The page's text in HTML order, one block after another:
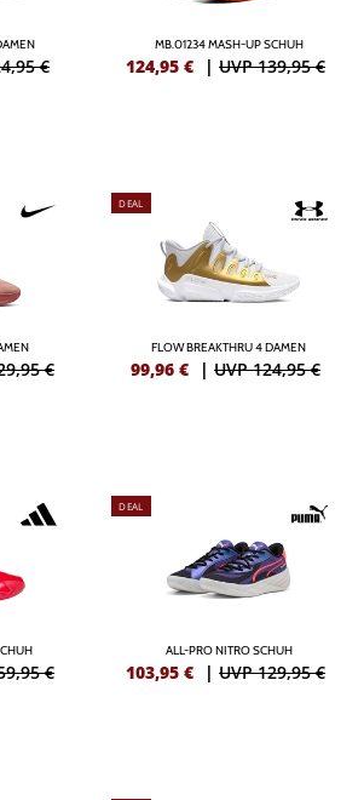
€
MB.01234 MASH-UP SCHUH
124,95 € | UVP 139,95 €
€
DEAL
FLOW BREAKTHRU 4 DAMEN
99,96 € | UVP 124,95 €
€
DEAL
ALL-PRO NITRO SCHUH
103,95 € | UVP 129,95 €